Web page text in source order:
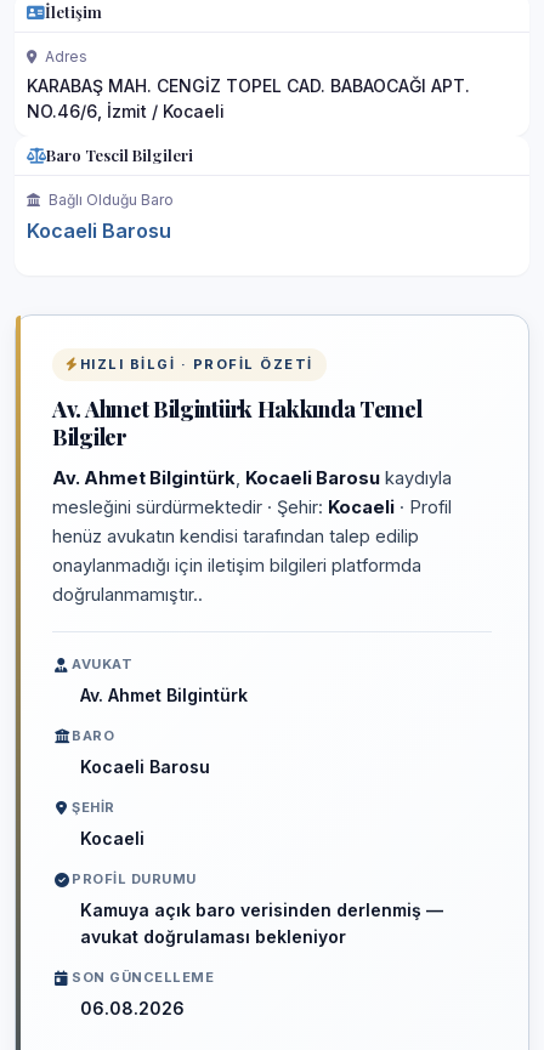
İletişim
Adres
KARABAŞ MAH. CENGİZ TOPEL CAD. BABAOCAĞI APT.
NO.46/6, İzmit / Kocaeli
Baro Tescil Bilgileri
Bağlı Olduğu Baro
Kocaeli Barosu
HIZLI BILGI · PROFIL ÖZETI
Av. Ahmet Bilgintürk Hakkında Temel
Bilgiler
Av. Ahmet Bilgintürk Kocaeli Barosu kaydıyla
mesleğini sürdürmektedir · Şehir: Kocaeli · Profil
henüz avukatın kendisi tarafından talep edilip
onaylanmadığı için iletişim bilgileri platformda
doğrulanmamıştır..
AVUKAT
Av. Ahmet Bilgintürk
BARO
Kocaeli Barosu
ŞEHIR
Kocaeli
PROFIL DURUMU
Kamuya açık baro verisinden derlenmiş —
avukat doğrulaması bekleniyor
SON GÜNCELLEME
06.08.2026